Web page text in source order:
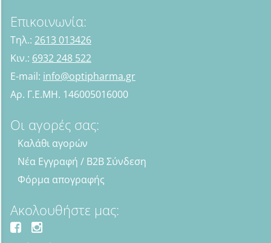
Επικοινωνία:
Τηλ.: 2613 013426
Κιν.: 6932 248 522
E-mail: info@optipharma.gr
Αρ. Γ.Ε.ΜΗ. 146005016000
Οι αγορές σας:
Καλάθι αγορών
Νέα Εγγραφή / B2B Σύνδεση
Φόρμα απογραφής
Ακολουθήστε μας: